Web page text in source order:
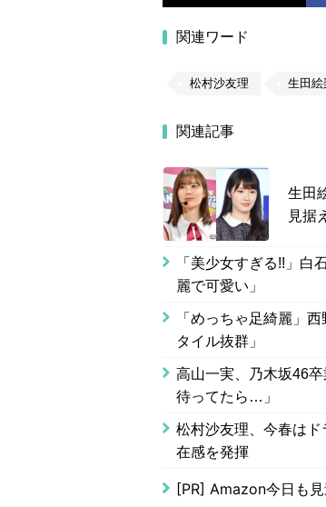
関連ワード
松村沙友理 生田絵
関連記事
生田
見据
「美少女すぎる!!」白
麗で可愛い」
「めっちゃ足綺麗」
タイル抜群」
高山一実、乃木坂46
待ってたら…」
松村沙友理、今春は
在感を発揮
[PR] Amazon今日も